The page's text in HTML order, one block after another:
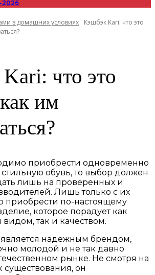
в домашних условиях
Кэшбэк Kari: что это
что это
им
приобрести одновременно
обувь, то выбор должен
лишь на проверенных и
Лишь только с их
по-настоящему
которое порадует как
так и качеством.
надежным брендом,
молодой и не так давно
рынке. Не смотря на
он